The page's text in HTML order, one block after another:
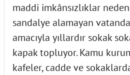
maddi imkânsızlıklar
sandalye alamayan
amacıyla yıllardır sokak
kapak topluyor. Kamu
kafeler, cadde ve